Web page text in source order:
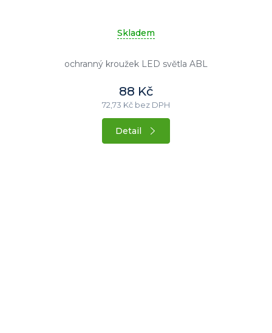
Skladem
ochranný kroužek LED světla ABL
88 Kč
72,73 Kč bez DPH
Detail